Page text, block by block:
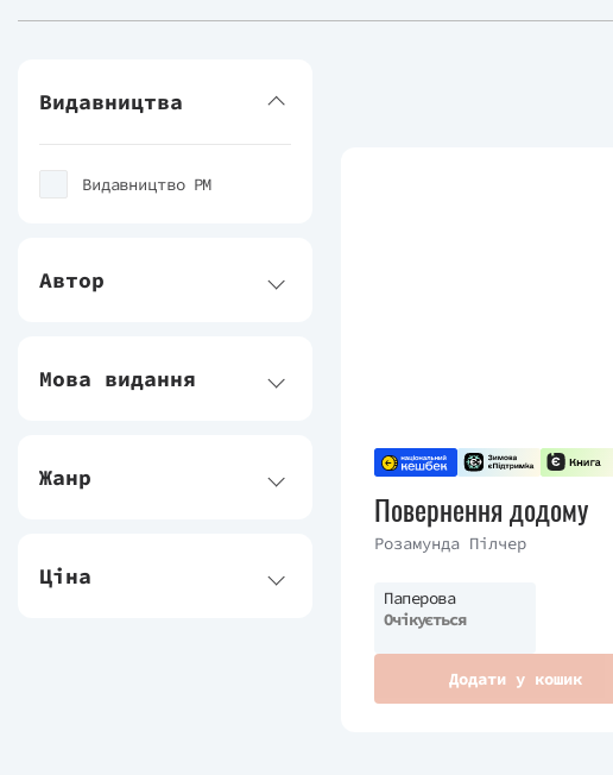
Видавництва
Видавництво РМ
Автор
Мова видання
Жанр
Ціна
Повернення додому
Розамунда Пілчер
Паперова
Очікується
Додати у кошик